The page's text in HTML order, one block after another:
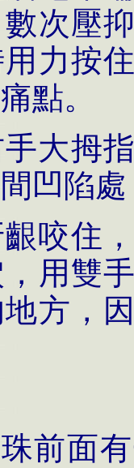
次壓
力按
點。
大拇
凹陷
咬住
用雙
方，
前面